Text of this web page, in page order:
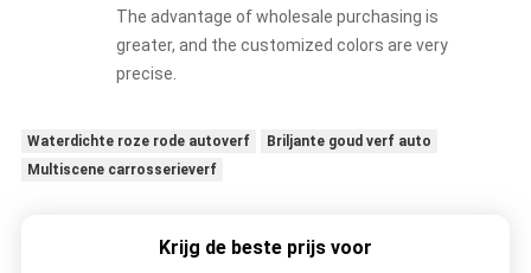
The advantage of wholesale purchasing is
greater, and the customized colors are very
precise.
Waterdichte roze rode autoverf
Briljante goud verf auto
Multiscene carrosserieverf
Krijg de beste prijs voor